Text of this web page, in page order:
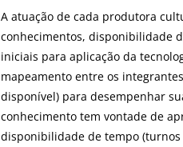
A atuação de cada produtora
conhecimentos, disponibilidade
iniciais para aplicação da
mapeamento entre os
disponível) para desempenhar
conhecimento tem vontade de
disponibilidade de tempo